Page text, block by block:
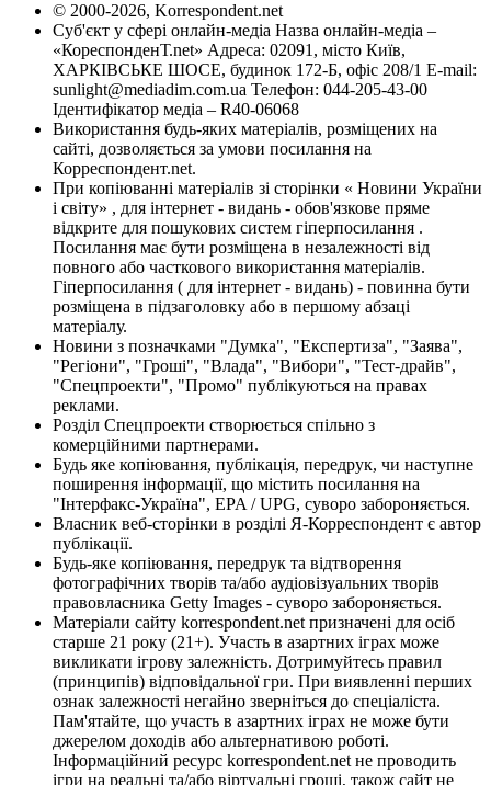
© 2000-2026, Korrespondent.net
Суб'єкт у сфері онлайн-медіа Назва онлайн-медіа –
«КореспонденТ.net» Адреса: 02091, місто Київ,
ХАРКІВСЬКЕ ШОСЕ, будинок 172-Б, офіс 208/1 E-mail:
sunlight@mediadim.com.ua Телефон: 044-205-43-00
Ідентифікатор медіа – R40-06068
Використання будь-яких матеріалів, розміщених на
сайті, дозволяється за умови посилання на
Корреспондент.net.
При копіюванні матеріалів зі сторінки « Новини України
і світу» , для інтернет - видань - обов'язкове пряме
відкрите для пошукових систем гіперпосилання .
Посилання має бути розміщена в незалежності від
повного або часткового використання матеріалів.
Гіперпосилання ( для інтернет - видань) - повинна бути
розміщена в підзаголовку або в першому абзаці
матеріалу.
Новини з позначками "Думка", "Експертиза", "Заява",
"Регіони", "Гроші", "Влада", "Вибори", "Тест-драйв",
"Спецпроекти", "Промо" публікуються на правах
реклами.
Розділ Спецпроекти створюється спільно з
комерційними партнерами.
Будь яке копіювання, публікація, передрук, чи наступне
поширення інформації, що містить посилання на
"Інтерфакс-Україна", EPA / UPG, суворо забороняється.
Власник веб-сторінки в розділі Я-Корреспондент є автор
публікації.
Будь-яке копіювання, передрук та відтворення
фотографічних творів та/або аудіовізуальних творів
правовласника Getty Images - суворо забороняється.
Матеріали сайту korrespondent.net призначені для осіб
старше 21 року (21+). Участь в азартних іграх може
викликати ігрову залежність. Дотримуйтесь правил
(принципів) відповідальної гри. При виявленні перших
ознак залежності негайно зверніться до спеціаліста.
Пам'ятайте, що участь в азартних іграх не може бути
джерелом доходів або альтернативою роботі.
Інформаційний ресурс korrespondent.net не проводить
ігри на реальні та/або віртуальні гроші, також сайт не